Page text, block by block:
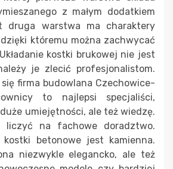
z małym dodatkiem
druga warstwa ma charaktery
któremu można zachwycać
kostki brukowej nie jest
je zlecić profesjonalistom.
firma budowlana Czechowice-
to najlepsi specjaliści,
umiejętności, ale też wiedzę.
liczyć na fachowe doradztwo.
betonowe jest kamienna.
niezwykle elegancko, ale też